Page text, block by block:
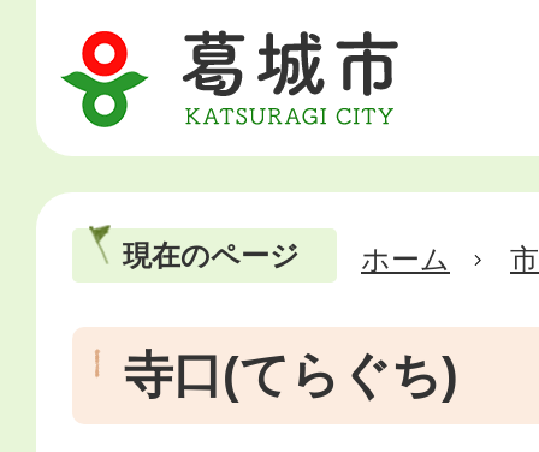
現在のページ ホーム
寺口(てらぐち)